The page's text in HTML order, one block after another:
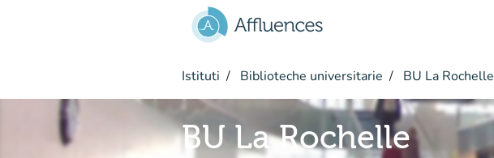
Istituti Biblioteche universitarie BU La Rochelle
BU La Rochelle